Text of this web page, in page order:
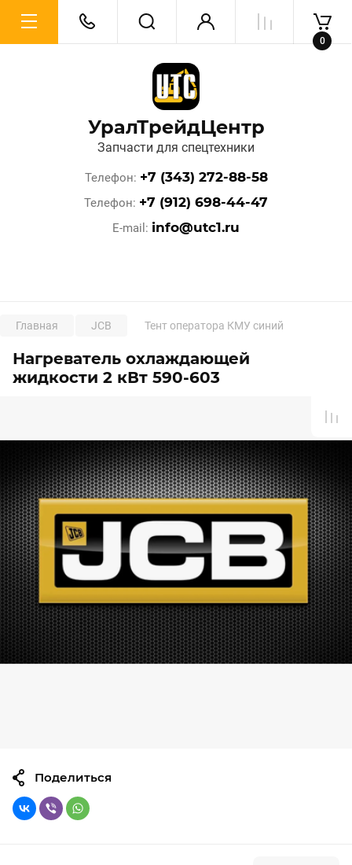
УралТрейдЦентр
Запчасти для спецтехники
Телефон +7 (343) 272-88-58
Телефон +7 (912) 698-44-47
E-mail info@utc1.ru
0
Главная JCB Тент оператора КМУ синий
Нагреватель охлаждающей
жидкости 2 кВт 590-603
Поделиться